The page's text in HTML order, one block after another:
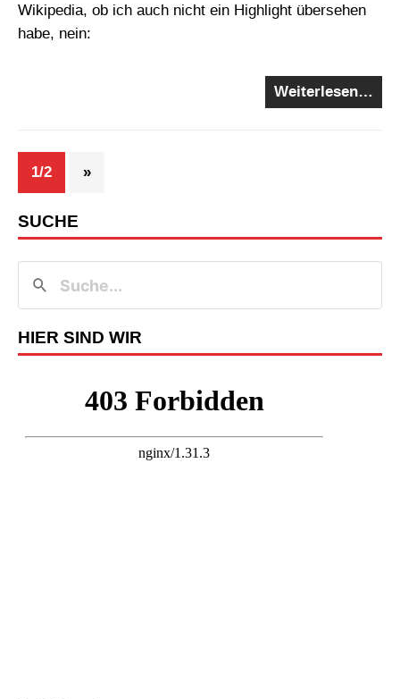
Wikipedia, ob ich auch nicht ein Highlight übersehen
habe, nein:
Weiterlesen…
1/2 »
SUCHE
HIER SIND WIR